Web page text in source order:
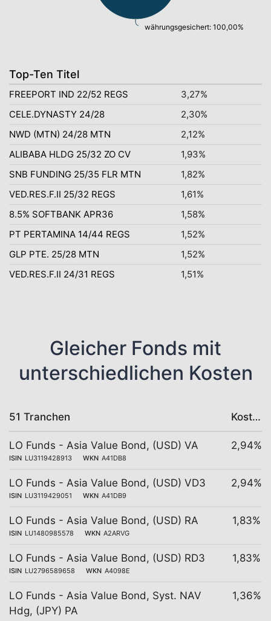
währungsgesichert: 100,00%
Top-Ten Titel
FREEPORT IND 22/52 REGS
3,27%
CELE.DYNASTY 24/28
2,30%
NWD (MTN) 24/28 MTN
2,12%
ALIBABA HLDG 25/32 ZO CV
1,93%
SNB FUNDING 25/35 FLR MTN
1,82%
VED.RES.F.II 25/32 REGS
1,61%
8.5% SOFTBANK APR36
1,58%
PT PERTAMINA 14/44 REGS
1,52%
GLP PTE. 25/28 MTN
1,52%
VED.RES.F.II 24/31 REGS
1,51%
Gleicher Fonds mit
unterschiedlichen Kosten
51 Tranchen Kosten
LO Funds - Asia Value Bond, (USD) VA
ISIN LU3119428913 WKN A41DB8
2,94%
LO Funds - Asia Value Bond, (USD) VD3
ISIN LU3119429051 WKN A41DB9
2,94%
LO Funds - Asia Value Bond, (USD) RA
ISIN LU1480985578 WKN A2ARVG
1,83%
LO Funds - Asia Value Bond, (USD) RD3
ISIN LU2796589658 WKN A4098E
1,83%
LO Funds - Asia Value Bond, Syst. NAV
Hdg, (JPY) PA
1,36%